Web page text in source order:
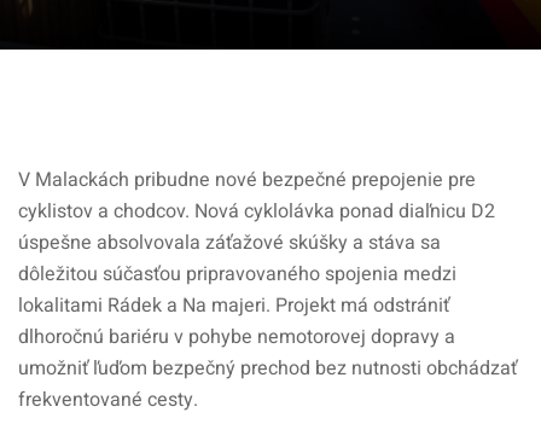
V Malackách pribudne nové bezpečné prepojenie pre
cyklistov a chodcov. Nová cyklolávka ponad diaľnicu D2
úspešne absolvovala záťažové skúšky a stáva sa
dôležitou súčasťou pripravovaného spojenia medzi
lokalitami Rádek a Na majeri. Projekt má odstrániť
dlhoročnú bariéru v pohybe nemotorovej dopravy a
umožniť ľuďom bezpečný prechod bez nutnosti obchádzať
frekventované cesty.